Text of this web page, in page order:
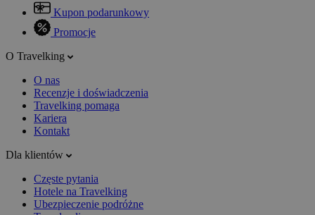
Kupon podarunkowy
Promocje
O Travelking
O nas
Recenzje i doświadczenia
Travelking pomaga
Kariera
Kontakt
Dla klientów
Częste pytania
Hotele na Travelking
Ubezpieczenie podróżne